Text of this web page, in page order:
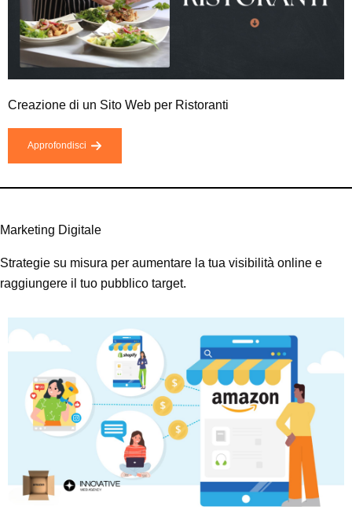
Creazione di un Sito Web per Ristoranti
Approfondisci
Marketing Digitale
Strategie su misura per aumentare la tua visibilità online e
raggiungere il tuo pubblico target.